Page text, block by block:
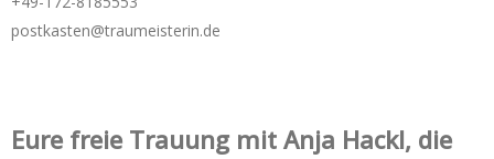
postkasten@traumeisterin.de
Eure freie Trauung mit Anja Hackl, die